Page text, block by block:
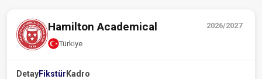
2026/2027
Hamilton Academical
Türkiye
DetayFikstür Kadro